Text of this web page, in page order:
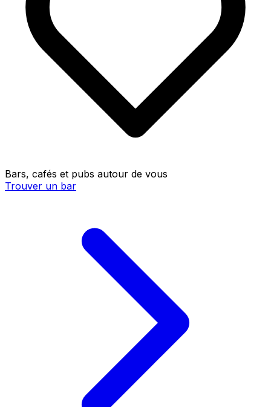
Bars, cafés et pubs autour de vous
Trouver un bar